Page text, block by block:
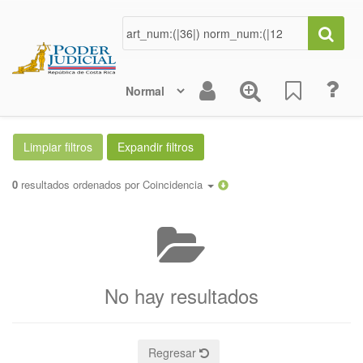
0 resultados ordenados por Coincidencia
No hay resultados
Regresar